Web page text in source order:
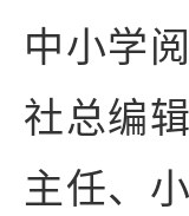
中小学
社总编
主任、